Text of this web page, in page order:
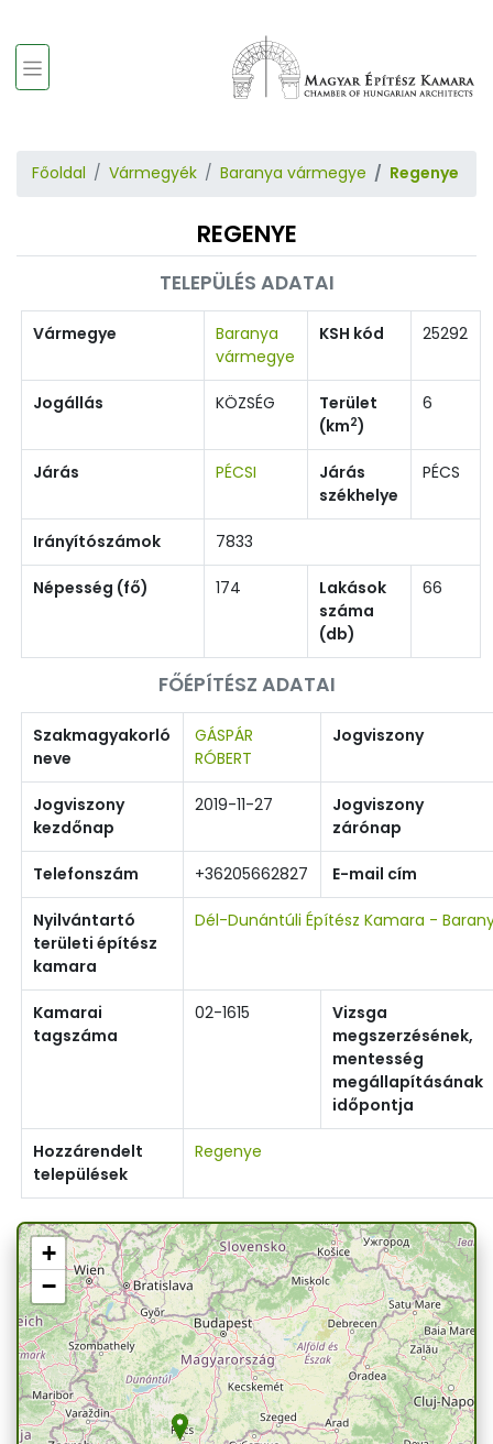
Főoldal Vármegyék Baranya vármegye Regenye
REGENYE
TELEPÜLÉS ADATAI
Vármegye
Baranya
vármegye
KSH kód 25292
Jogállás KÖZSÉG
Terület
(km2)
6
Járás PÉCSI
Járás
székhelye
PÉCS
Irányítószámok 7833
Népesség (fő) 174
Lakások
száma
(db)
66
FŐÉPÍTÉSZ ADATAI
Szakmagyakorló
neve
GÁSPÁR
RÓBERT
Jogviszony
Jogviszony
kezdőnap
2019-11-27
Jogviszony
zárónap
Telefonszám +36205662827 E-mail cím
Nyilvántartó
területi építész
kamara
Dél-Dunántúli Építész Kamara -
Kamarai
tagszáma
02-1615
Vizsga
megszerzésének,
mentesség
megállapításának
időpontja
Hozzárendelt
települések
Regenye
+
−